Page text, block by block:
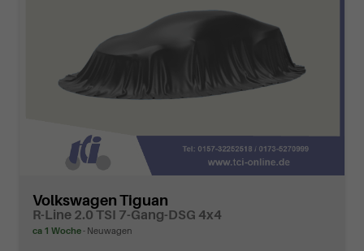
Volkswagen Tiguan
R-Line 2.0 TSI 7-Gang-DSG 4x4
ca 1 Woche Neuwagen